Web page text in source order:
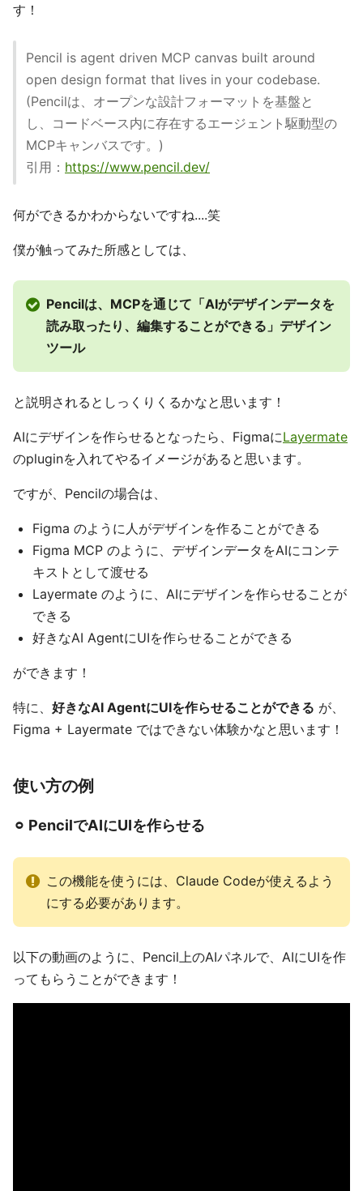
す！
Pencil is agent driven MCP canvas built around
open design format that lives in your codebase.
(Pencilは、オープンな設計フォーマットを基盤と
し、コードベース内に存在するエージェント駆動型の
MCPキャンバスです。)
引用： https://www.pencil.dev/
何ができるかわからないですね....笑
僕が触ってみた所感としては、
Pencilは、MCPを通じて「AIがデザインデータを
読み取ったり、編集することができる」デザイン
ツール
と説明されるとしっくりくるかなと思います！
AIにデザインを作らせるとなったら、FigmaにLayermate
のpluginを入れてやるイメージがあると思います。
ですが、Pencilの場合は、
Figma のように人がデザインを作ることができる
Figma MCP のように、デザインデータをAIにコンテ
キストとして渡せる
Layermate のように、AIにデザインを作らせることが
できる
好きなAI AgentにUIを作らせることができる
ができます！
特に、 好きなAI AgentにUIを作らせることができる が、
Figma + Layermate ではできない体験かなと思います！
使い方の例
⚪︎ PencilでAIにUIを作らせる
この機能を使うには、Claude Codeが使えるよう
にする必要があります。
以下の動画のように、Pencil上のAIパネルで、AIにUIを作
ってもらうことができます！